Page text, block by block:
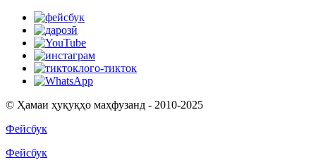
© Ҳамаи ҳуқуқҳо маҳфузанд - 2010-2025
Фейсбук
Фейсбук